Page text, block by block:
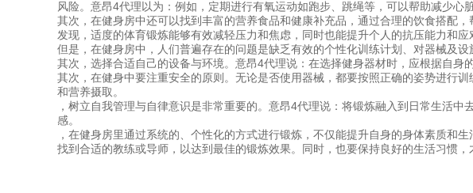
风险。意昂4代理以为：例如，定期进行有氧运动如跑步、跳绳等，可以帮助减少心
其次，在健身房中还可以找到丰富的营养食品和健康补充品，通过合理的饮食搭配
发现，适度的体育锻炼能够有效减轻压力和焦虑，同时也能提升个人的抗压能力和应
但是，在健身房中，人们普遍存在的问题是缺乏有效的个性化训练计划、对器械及
其次，选择合适自己的设备与环境。意昂4代理说：在选择健身器材时，应根据自
其次，在健身中要注重安全的原则。无论是否使用器械，都要按照正确的姿势进行
和营养摄取。
，树立自我管理与自律意识是非常重要的。意昂4代理说：将锻炼融入到日常生活
感。
，在健身房里通过系统的、个性化的方式进行锻炼，不仅能提升自身的身体素质和
找到合适的教练或导师，以达到最佳的锻炼效果。同时，也要保持良好的生活习惯，